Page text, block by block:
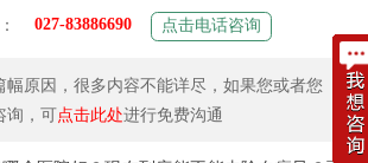
027-83886690 点击电话咨询
幅原因，很多内容不能详尽，如果您或者您
询，可点击此处进行免费沟通